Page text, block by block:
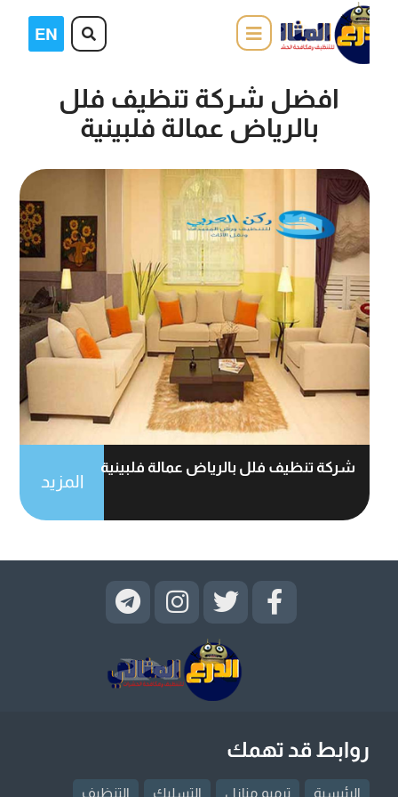
افضل شركة تنظيف فلل
بالرياض عمالة فلبينية
شركة تنظيف فلل بالرياض عمالة فلبينية
المزيد
روابط قد تهمك
الرئيسية ترميم منازل التسليك التنظيف